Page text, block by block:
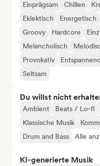
Einprägsam Chillen
Eklektisch
Energetisch
Groovy
Hardcore
Melancholisch
Provokativ
Seltsam
Du willst nicht
Ambient Beats / Lo-fi
Klassische Musik
Drum and Bass
Alle
KI-generierte Musik